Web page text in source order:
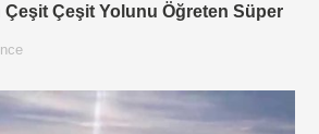
Çeşit Çeşit Yolunu Öğreten Süper